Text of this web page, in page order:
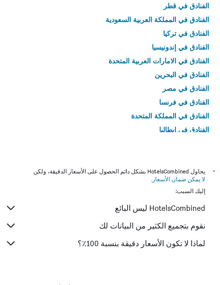
الفنادق في قطر
الفنادق في المملكة العربية السعودية
الفنادق في تركيا
الفنادق في إندونيسيا
الفنادق في الامارات العربية المتحدة
الفنادق في البحرين
الفنادق في مصر
الفنادق في فرنسا
الفنادق في المملكة المتحدة
الفنادق في إيطاليا
*
يحاول HotelsCombined بشكل دائم الحصول على الأسعار الدقيقة، ولكن
لا يمكن ضمان الأسعار .
إليك السبب:
HotelsCombined ليس البائع
نقوم بتجميع الكثير من البيانات لك
لماذا لا تكون الأسعار دقيقة بنسبة 100٪؟